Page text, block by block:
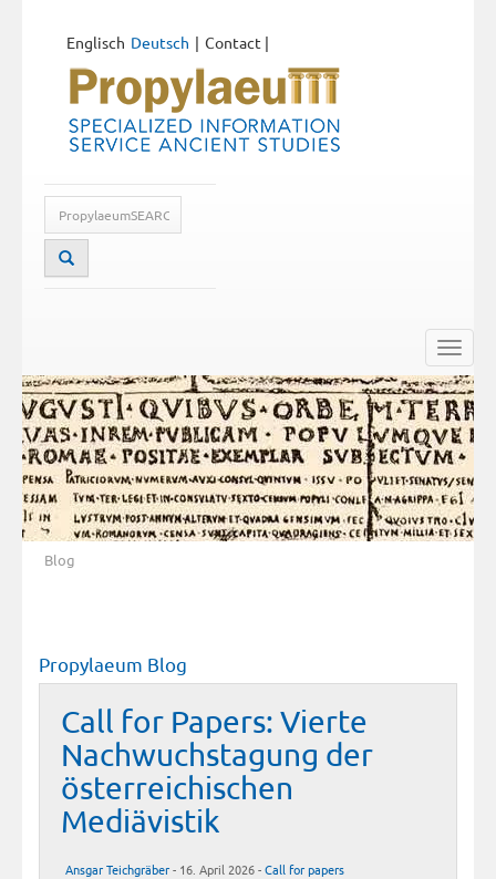
Deutsch
Englisch Contact |
Toggle
Blog
Propylaeum Blog
Call for Papers: Vierte
Nachwuchstagung der
österreichischen
Mediävistik
Ansgar Teichgräber- 16. April 2026 -Call for papers